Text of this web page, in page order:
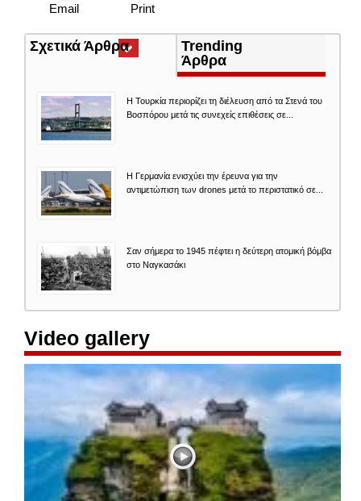
Print
Email
Σχετικά Άρθρα(ενεργή
καρτέλα)
Trending
Άρθρα
Η Τουρκία περιορίζει τη διέλευση από τα Στενά του
Βοσπόρου μετά τις συνεχείς επιθέσεις σε...
Η Γερμανία ενισχύει την έρευνα για την
αντιμετώπιση των drones μετά το περιστατικό σε...
Σαν σήμερα το 1945 πέφτει η δεύτερη ατομική βόμβα
στο Ναγκασάκι
Video gallery